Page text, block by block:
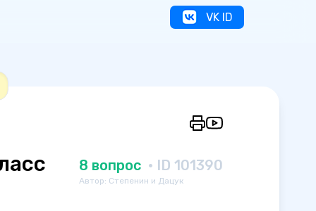
VK ID
8 вопрос · ID 101390
Автор: Степенин и Дацук